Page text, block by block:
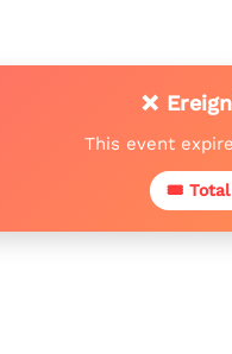
❌
This event
🎟 Total